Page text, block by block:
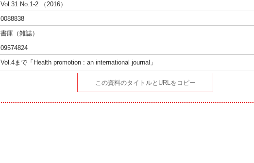
Vol.31 No.1-2 （2016）
0088838
書庫（雑誌）
09574824
Vol.4まで「Health promotion : an international journal」
この資料のタイトルとURLをコピー